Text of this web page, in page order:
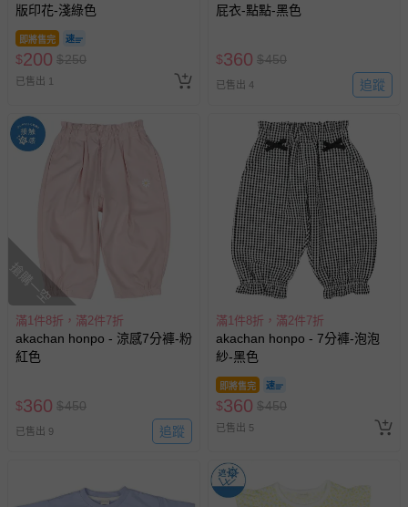
版印花-淺綠色
即將售完
$200 $250
已售出 1
屁衣-點點-黑色
$360 $450
已售出 4 追蹤
搶購一空
滿1件8折，滿2件7折
akachan honpo - 涼感7分褲-粉
紅色
$360 $450
已售出 9 追蹤
滿1件8折，滿2件7折
akachan honpo - 7分褲-泡泡
紗-黑色
即將售完
$360 $450
已售出 5